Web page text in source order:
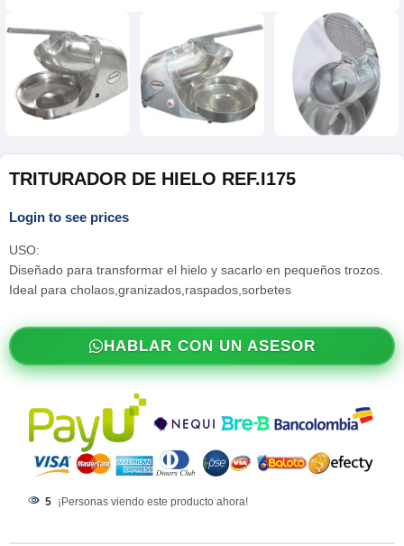
TRITURADOR DE HIELO REF.I175
Login to see prices
USO:
Diseñado para transformar el hielo y sacarlo en pequeños trozos.
Ideal para cholaos,granizados,raspados,sorbetes
HABLAR CON UN ASESOR
5 ¡Personas viendo este producto ahora!